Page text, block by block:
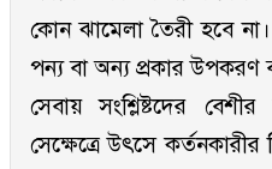
কোন ঝামেলা তৈরী হবে
পন্য বা অন্য প্রকার উপকরণ
সেবায় সংশ্লিষ্টদের
সেক্ষেত্রে উৎসে কর্তনকারীর